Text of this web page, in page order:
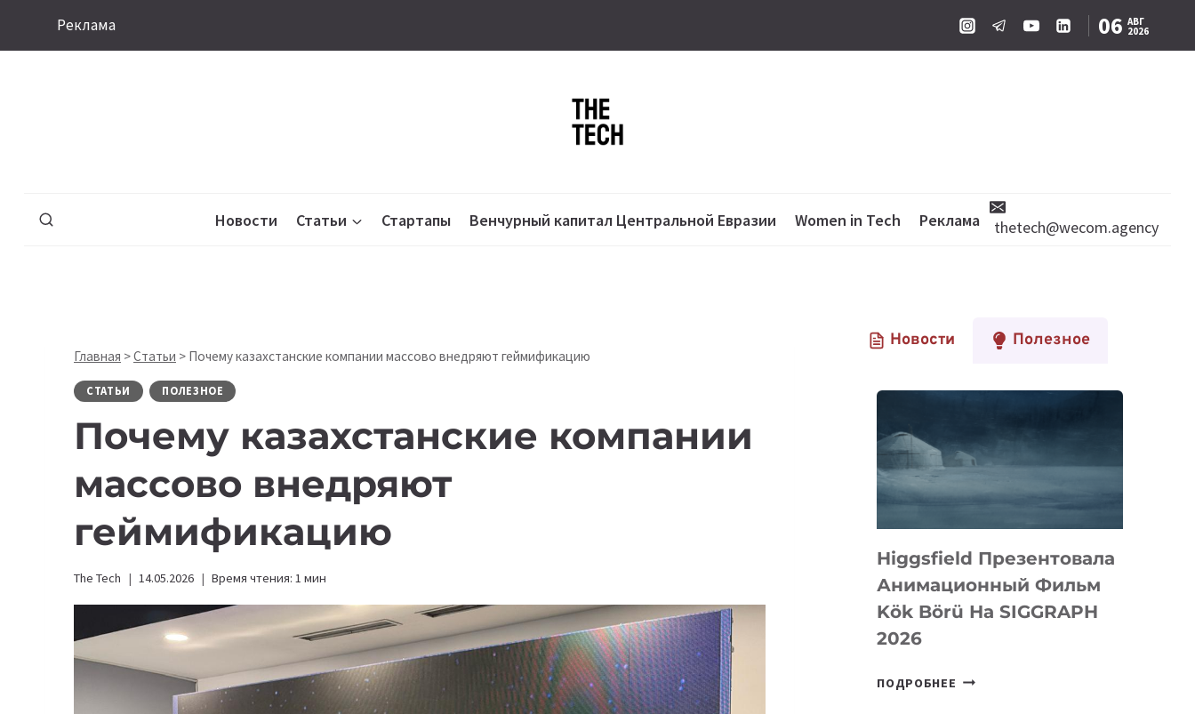
Реклама 06 АВГ
2026
Новости Статьи Стартапы Венчурный капитал Центральной Евразии Women in Tech Реклама thetech@wecom.agency
Главная >Статьи > Почему казахстанские компании массово внедряют геймификацию
СТАТЬИ ПОЛЕЗНОЕ
Почему казахстанские компании
массово внедряют
геймификацию
The Tech 14.05.2026 Время чтения: 1 мин
Новости Полезное
Higgsfield Презентовала
Анимационный Фильм
Kök Börü На SIGGRAPH
2026
ПОДРОБНЕЕ HIGGSFIELD